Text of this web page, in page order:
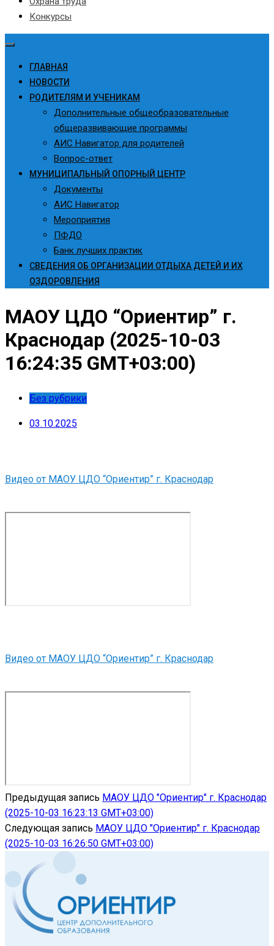
Конкурсы
ГЛАВНАЯ
НОВОСТИ
РОДИТЕЛЯМ И УЧЕНИКАМ
Дополнительные общеобразовательные
общеразвивающие программы
АИС Навигатор для родителей
Вопрос-ответ
МУНИЦИПАЛЬНЫЙ ОПОРНЫЙ ЦЕНТР
Документы
АИС Навигатор
Мероприятия
ПФДО
Банк лучших практик
СВЕДЕНИЯ ОБ ОРГАНИЗАЦИИ ОТДЫХА ДЕТЕЙ И ИХ
ОЗДОРОВЛЕНИЯ
МАОУ ЦДО “Ориентир” г.
Краснодар (2025-10-03
16:24:35 GMT+03:00)
Без рубрики
03.10.2025
Видео от МАОУ ЦДО “Ориентир” г. Краснодар
Видео от МАОУ ЦДО “Ориентир” г. Краснодар
Предыдущая запись МАОУ ЦДО "Ориентир" г. Краснодар
(2025-10-03 16:23:13 GMT+03:00)
Следующая запись МАОУ ЦДО "Ориентир" г. Краснодар
(2025-10-03 16:26:50 GMT+03:00)